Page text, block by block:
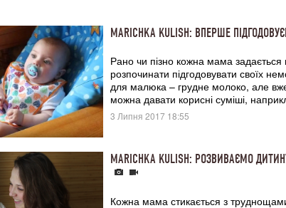
MARICHKA KULISH: ВПЕРШЕ
Рано чи пізно кожна мама
розпочинати підгодовувати своїх
для малюка – грудне молоко, але вже
можна давати корисні суміші,
3 Липня 2017 18:55
MARICHKA KULISH: РОЗВИВАЄМО
Кожна мама стикається з